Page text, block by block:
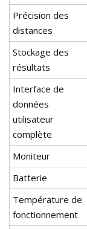
Précision des
distances
Stockage des
résultats
Interface de
données
utilisateur
complète
Moniteur
Batterie
Température de
fonctionnement